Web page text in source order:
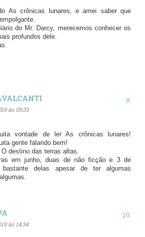
As crônicas lunares, e amei saber que
do Mr. Darcy, merecemos conhecer os
profundos dele.
às 09:33
vontade de ler As crônicas lunares!
gente falando bem!
destino das terras altas.
em junho, duas de não ficção e 3 de
delas apesar de ter algumas
às 14:34